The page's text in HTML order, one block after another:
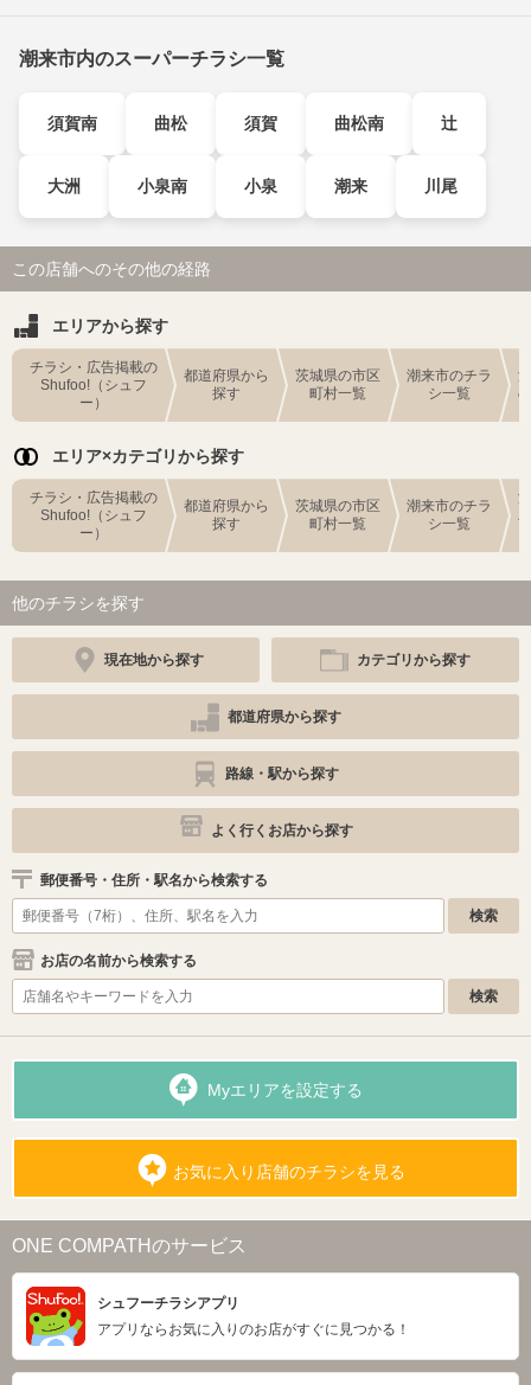
潮来市内のスーパーチラシ一覧
須賀南 曲松 須賀 曲松南 辻
大洲 小泉南 小泉 潮来 川尾
この店舗へのその他の経路
エリアから探す
チラシ・広告掲載の
Shufoo!（シュフ
ー）
都道府県から
探す
茨城県の市区
町村一覧
潮来市のチラ
シ一覧
エリア×カテゴリから探す
チラシ・広告掲載の
Shufoo!（シュフ
ー）
都道府県から
探す
茨城県の市区
町村一覧
潮来市のチラ
シ一覧
他のチラシを探す
現在地から探す カテゴリから探す
都道府県から探す
路線・駅から探す
よく行くお店から探す
郵便番号・住所・駅名から検索する
お店の名前から検索する
Myエリアを設定する
お気に入り店舗のチラシを見る
ONE COMPATHのサービス
シュフーチラシアプリ
アプリならお気に入りのお店がすぐに見つかる！